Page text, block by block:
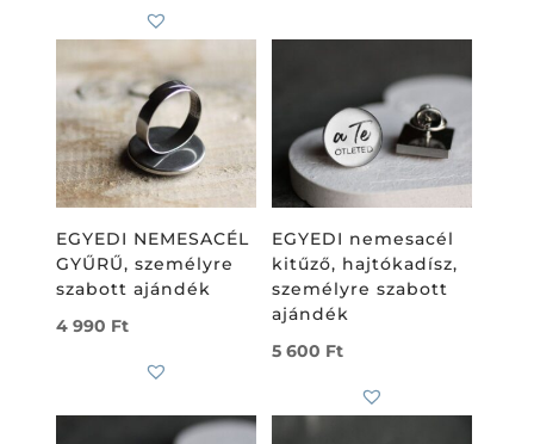
EGYEDI NEMESACÉL
GYŰRŰ, személyre
szabott ajándék
4 990 Ft
EGYEDI nemesacél
kitűző, hajtókadísz,
személyre szabott
ajándék
5 600 Ft